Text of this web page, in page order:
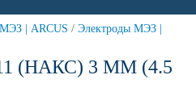
МЭЗ | ARCUS / Электроды МЭЗ |
(НАКС) 3 ММ (4.5